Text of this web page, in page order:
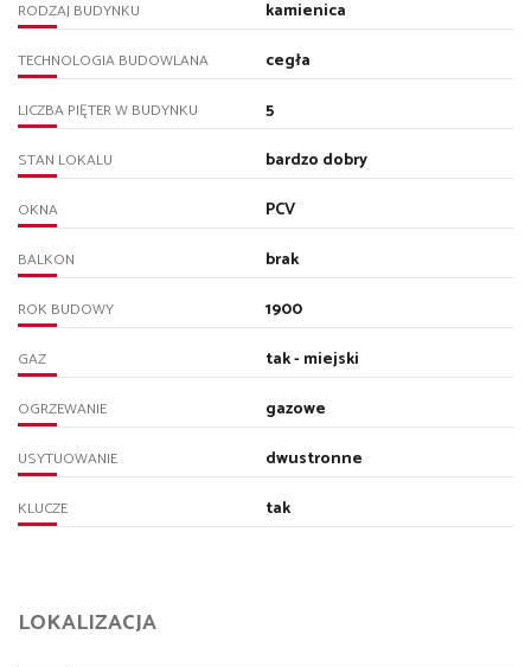
RODZAJ BUDYNKU kamienica
TECHNOLOGIA BUDOWLANA cegła
LICZBA PIĘTER W BUDYNKU 5
STAN LOKALU bardzo dobry
OKNA PCV
BALKON brak
ROK BUDOWY 1900
GAZ tak - miejski
OGRZEWANIE gazowe
USYTUOWANIE dwustronne
KLUCZE tak
LOKALIZACJA